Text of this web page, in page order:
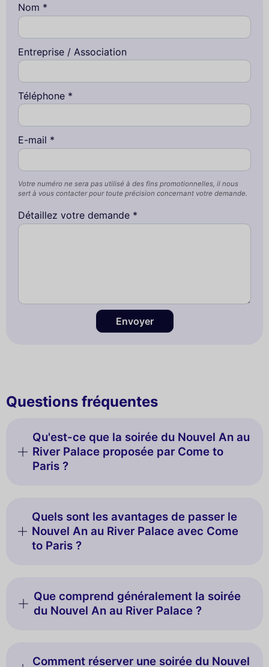
Nom *
Entreprise / Association
Téléphone *
E-mail *
Votre numéro ne sera pas utilisé à des fins promotionnelles, il nous
sert à vous contacter pour toute précision concernant votre demande.
Détaillez votre demande *
Envoyer
Questions fréquentes
Qu'est-ce que la soirée du Nouvel An au
River Palace proposée par Come to
Paris ?
Quels sont les avantages de passer le
Nouvel An au River Palace avec Come
to Paris ?
Que comprend généralement la soirée
du Nouvel An au River Palace ?
Comment réserver une soirée du Nouvel